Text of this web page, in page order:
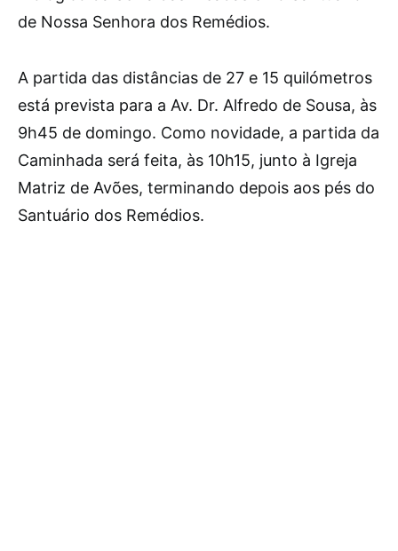
de Nossa Senhora dos Remédios.
A partida das distâncias de 27 e 15 quilómetros
está prevista para a Av. Dr. Alfredo de Sousa, às
9h45 de domingo. Como novidade, a partida da
Caminhada será feita, às 10h15, junto à Igreja
Matriz de Avões, terminando depois aos pés do
Santuário dos Remédios.